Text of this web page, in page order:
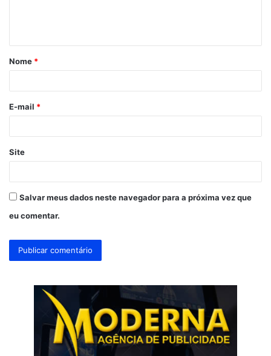
á
r
*
Nome *
E-mail *
Site
Salvar meus dados neste navegador para a próxima vez que
eu comentar.